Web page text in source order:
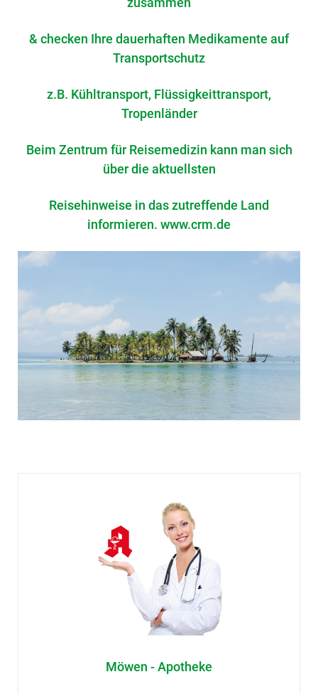
& checken Ihre dauerhaften Medikamente auf
Transportschutz
z.B. Kühltransport, Flüssigkeittransport,
Tropenländer
Beim Zentrum für Reisemedizin kann man sich
über die aktuellsten
Reisehinweise in das zutreffende Land
informieren. www.crm.de
Möwen - Apotheke